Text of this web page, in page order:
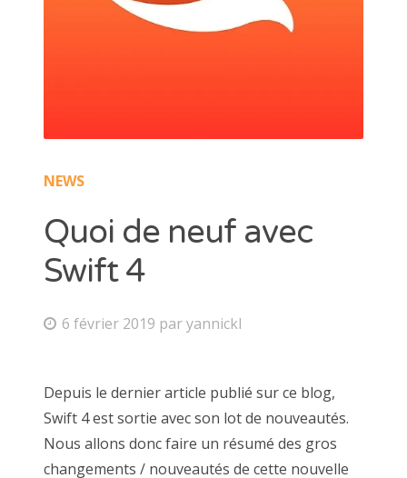
NEWS
Quoi de neuf avec
Swift 4
6 février 2019 paryannickl
Depuis le dernier article publié sur ce blog,
Swift 4 est sortie avec son lot de nouveautés.
Nous allons donc faire un résumé des gros
changements / nouveautés de cette nouvelle